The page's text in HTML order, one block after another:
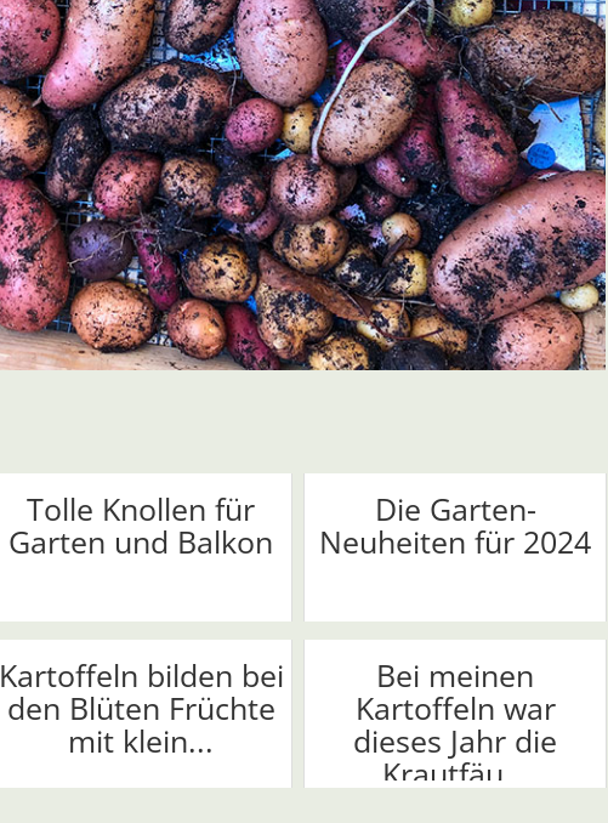
Tolle Knollen für
Garten und Balkon
Die Garten-
Neuheiten für 2024
Kartoffeln bilden bei
den Blüten Früchte
mit klein...
Bei meinen
Kartoffeln war
dieses Jahr die
Krautfäu...